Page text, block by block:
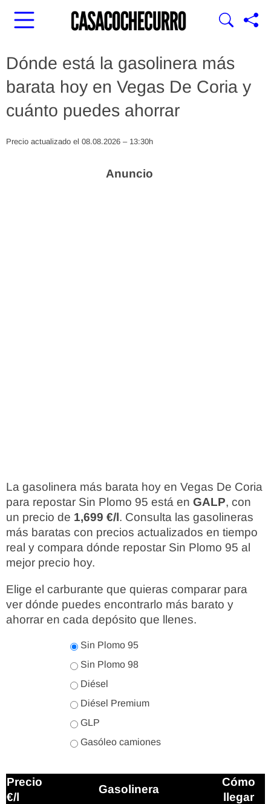
Dónde está la gasolinera más
barata hoy en Vegas De Coria y
cuánto puedes ahorrar
Precio actualizado el 08.08.2026 – 13:30h
La gasolinera más barata hoy en Vegas De Coria
para repostar Sin Plomo 95 está en GALP, con
un precio de 1,699 €/l. Consulta las gasolineras
más baratas con precios actualizados en tiempo
real y compara dónde repostar Sin Plomo 95 al
mejor precio hoy.
Elige el carburante que quieras comparar para
ver dónde puedes encontrarlo más barato y
ahorrar en cada depósito que llenes.
Sin Plomo 95
Sin Plomo 98
Diésel
Diésel Premium
GLP
Gasóleo camiones
Precio
€/l
Gasolinera
Cómo
llegar